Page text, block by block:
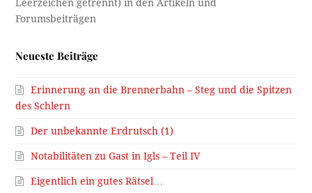
Neueste Beiträge
Erinnerung an die Brennerbahn – Steg und die Spitzen
des Schlern
Der unbekannte Erdrutsch (1)
Notabilitäten zu Gast in Igls – Teil IV
Eigentlich ein gutes Rätsel…